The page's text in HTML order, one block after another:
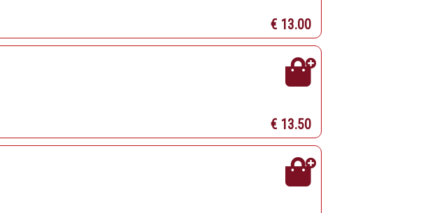
€ 13.00
€ 13.50